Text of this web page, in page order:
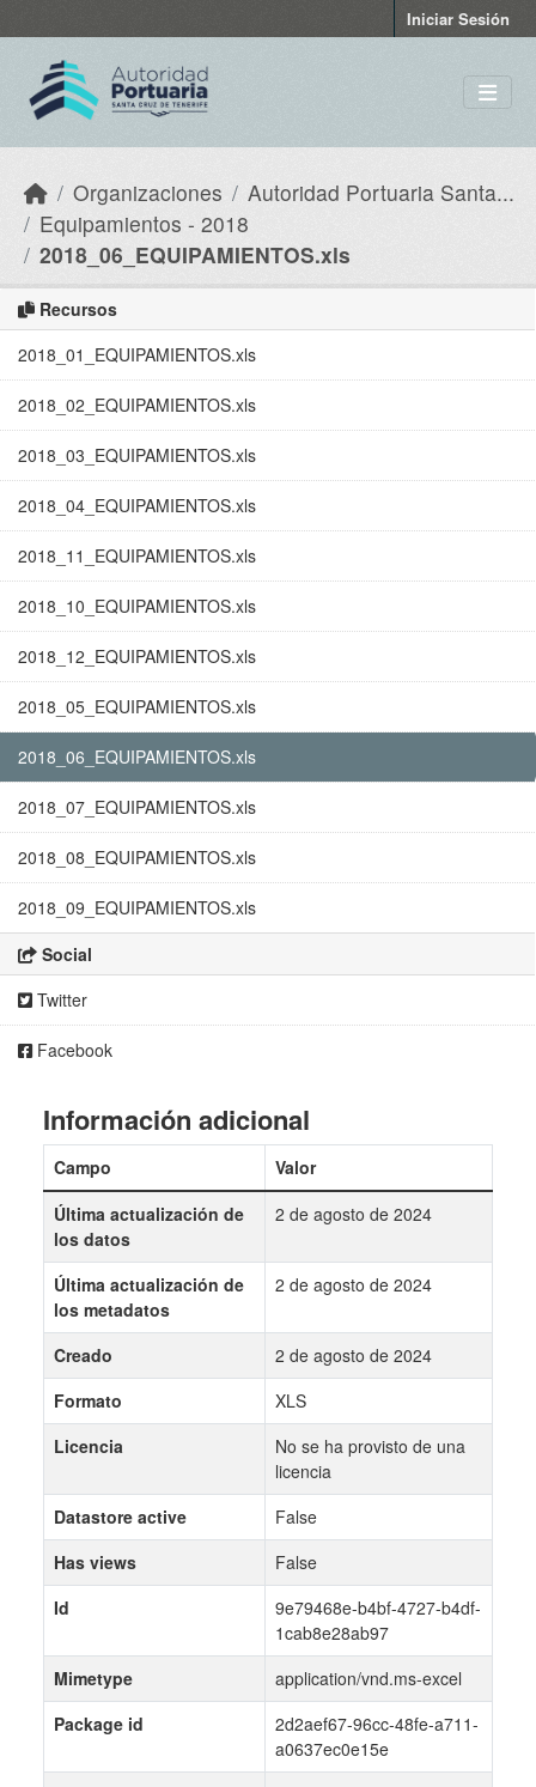
Iniciar Sesión
Organizaciones
Autoridad Portuaria Santa...
Equipamientos - 2018
2018_06_EQUIPAMIENTOS.xls
Recursos
2018_01_EQUIPAMIENTOS.xls
2018_02_EQUIPAMIENTOS.xls
2018_03_EQUIPAMIENTOS.xls
2018_04_EQUIPAMIENTOS.xls
2018_11_EQUIPAMIENTOS.xls
2018_10_EQUIPAMIENTOS.xls
2018_12_EQUIPAMIENTOS.xls
2018_05_EQUIPAMIENTOS.xls
2018_06_EQUIPAMIENTOS.xls
2018_07_EQUIPAMIENTOS.xls
2018_08_EQUIPAMIENTOS.xls
2018_09_EQUIPAMIENTOS.xls
Social
Twitter
Facebook
Información adicional
Campo
Valor
Última actualización de
los datos
2 de agosto de 2024
Última actualización de
los metadatos
2 de agosto de 2024
Creado
2 de agosto de 2024
Formato
XLS
Licencia
No se ha provisto de una
licencia
Datastore active
False
Has views
False
Id
9e79468e-b4bf-4727-b4df-
1cab8e28ab97
Mimetype
application/vnd.ms-excel
Package id
2d2aef67-96cc-48fe-a711-
a0637ec0e15e